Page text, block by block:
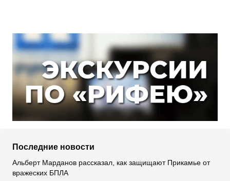
Последние новости
Альберт Марданов рассказал, как защищают Прикамье от
вражеских БПЛА